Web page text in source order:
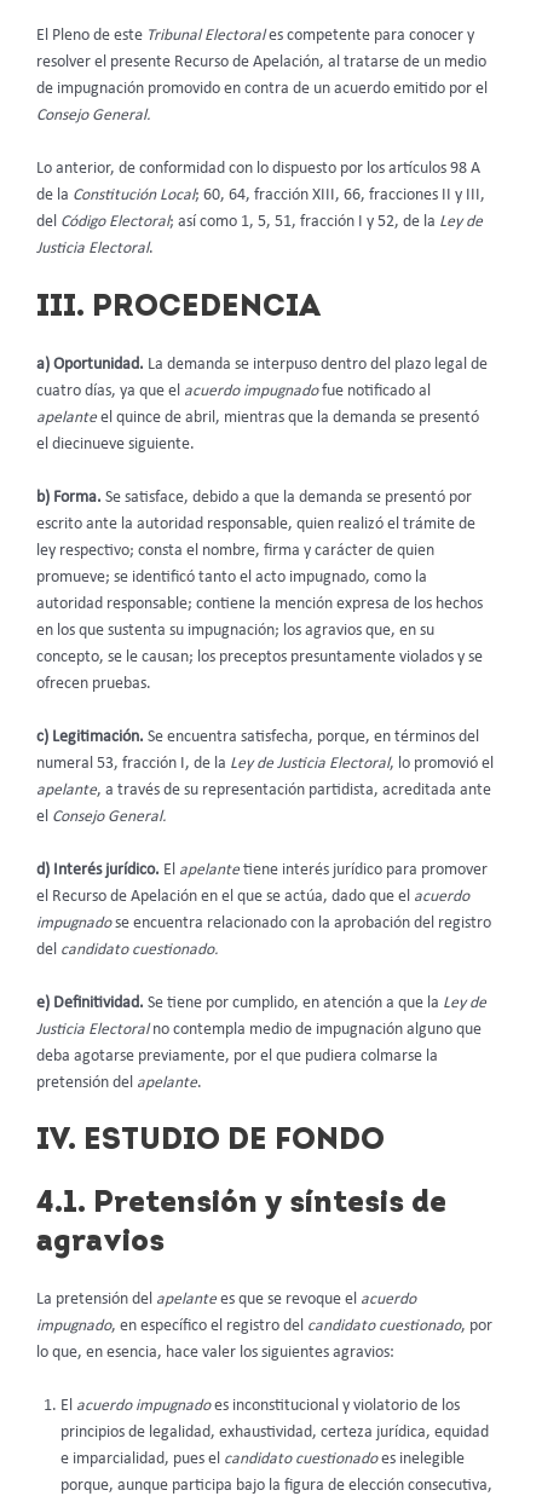
El Pleno de este Tribunal Electorales competente para conocer y
resolver el presente Recurso de Apelación, al tratarse de un medio
de impugnación promovido en contra de un acuerdo emitido por el
Consejo General.
Lo anterior, de conformidad con lo dispuesto por los artículos 98 A
de la Constitución Local; 60, 64, fracción XIII, 66, fracciones II y III,
del Código Electoral; así como 1, 5, 51, fracción I y 52, de la Ley de
Justicia Electoral.
III. PROCEDENCIA
a) Oportunidad. La demanda se interpuso dentro del plazo legal de
cuatro días, ya que el acuerdo impugnadofue notificado al
apelanteel quince de abril, mientras que la demanda se presentó
el diecinueve siguiente.
b) Forma. Se satisface, debido a que la demanda se presentó por
escrito ante la autoridad responsable, quien realizó el trámite de
ley respectivo; consta el nombre, firma y carácter de quien
promueve; se identificó tanto el acto impugnado, como la
autoridad responsable; contiene la mención expresa de los hechos
en los que sustenta su impugnación; los agravios que, en su
concepto, se le causan; los preceptos presuntamente violados y se
ofrecen pruebas.
c) Legitimación. Se encuentra satisfecha, porque, en términos del
numeral 53, fracción I, de la Ley de Justicia Electoral, lo promovió el
apelante, a través de su representación partidista, acreditada ante
el Consejo General.
d) Interés jurídico. El apelantetiene interés jurídico para promover
el Recurso de Apelación en el que se actúa, dado que el acuerdo
impugnadose encuentra relacionado con la aprobación del registro
del candidato cuestionado.
e) Definitividad. Se tiene por cumplido, en atención a que la Ley de
Justicia Electoralno contempla medio de impugnación alguno que
deba agotarse previamente, por el que pudiera colmarse la
pretensión del apelante.
IV. ESTUDIO DE FONDO
4.1. Pretensión y síntesis de
agravios
La pretensión del apelantees que se revoque el acuerdo
impugnado, en específico el registro del candidato cuestionado, por
lo que, en esencia, hace valer los siguientes agravios:
El acuerdo impugnadoes inconstitucional y violatorio de los
principios de legalidad, exhaustividad, certeza jurídica, equidad
e imparcialidad, pues el candidato cuestionadoes inelegible
porque, aunque participa bajo la figura de elección consecutiva,